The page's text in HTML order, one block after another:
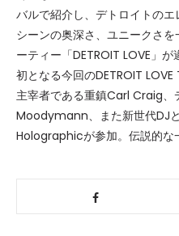
バルで紹介し、デトロイトの
シーンの奥深さ、ユニークさ
ーティー「DETROIT LOVE」が
初となる今回のDETROIT
主宰者である重鎮Carl Craig、
Moodymann、また新世代DJ
Holographicが参加。伝説的な